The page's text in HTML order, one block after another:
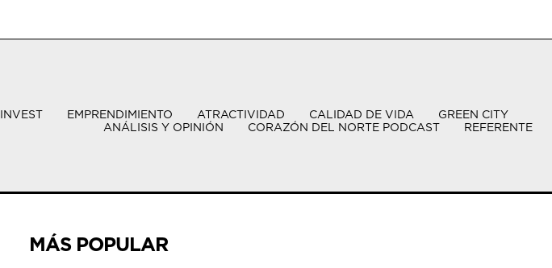
INVEST EMPRENDIMIENTO ATRACTIVIDAD CALIDAD DE VIDA
GREEN CITY
ANÁLISIS Y OPINIÓN
CORAZÓN DEL NORTE PODCAST REFERENTE
MÁS POPULAR